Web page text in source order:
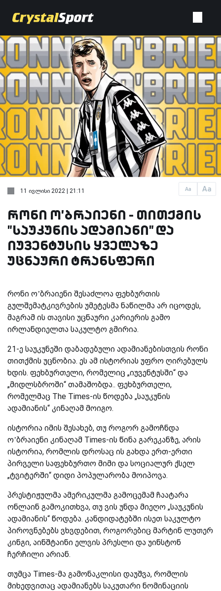
Aa Aa
11 ივლისი 2022 | 21:11
რონი ო'ბრაიენი - თითქმის
"საუკუნის ადამიანი" და
იუვენტუსის ყველაზე
უცნაური ტრანსფერი
რონი ო’ბრაიენი შესაძლოა ფეხბურთის
გულშემატკივრების უმეტესმა ნაწილმა არ იცოდეს,
მაგრამ ის თავისი უცნაური კარიერის გამო
ირლანდიელთა საკულტო გმირია.
21-ე საუკუნეში დაბადებული ადამიანებისთვის რონი
თითქმის უცნობია. ეს ამ ისტორიას უფრო ღირებულს
ხდის. ფეხბურთელი, რომელიც „იუვენტუსში“ და
„მიდლსბროში“ თამაშობდა.. ფეხბურთელი,
რომელმაც The Times-ის წოდება „საუკუნის
ადამიანის“ კინაღამ მოიგო.
ისტორია იმის შესახებ, თუ როგორ გამოჩნდა
ო’ბრაიენი კინაღამ Times-ის წინა გარეკანზე, არის
ისტორია, რომლის დროსაც ის გახდა ერთ-ერთი
პირველი საფეხბურთო მიმი და სოციალურ ქსელ
„ტვიტერში“ დიდი პოპულარობა მოიპოვა.
პრესტიჟულმა ამერიკულმა გამოცემამ ჩაატარა
ონლაინ გამოკითხვა, თუ ვის უნდა მიეღო „საუკუნის
ადამიანის“ წოდება. კანდიდატებში ისეთ საკულტო
პიროვნებებს ვხვდებით, როგორებიც მარტინ ლუთერ
კინგი, აინშტაინი ელვის პრესლი და უინსტონ
ჩერჩილი არიან.
თუმცა Times-მა გამონაკლისი დაუშვა, რომლის
მიხედვითაც ადამიანებს საკუთარი ნომინაციის